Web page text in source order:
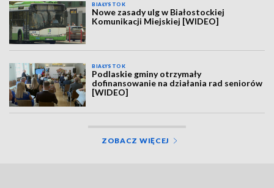
BIAŁYSTOK
Nowe zasady ulg w Białostockiej
Komunikacji Miejskiej [WIDEO]
BIAŁYSTOK
Podlaskie gminy otrzymały
dofinansowanie na działania rad seniorów
[WIDEO]
ZOBACZ WIĘCEJ